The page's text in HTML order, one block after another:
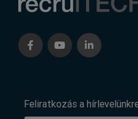
Feliratkozás a